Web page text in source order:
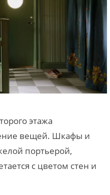
этажа
вещей. Шкафы и
портьерой,
с цветом стен и